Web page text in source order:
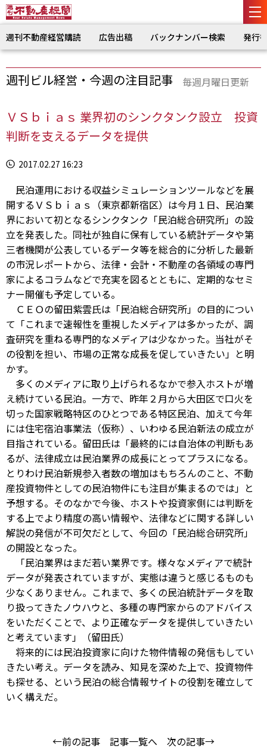
週刊不動産経営購読 広告出稿 バックナンバー検索 発行
週刊ビル経営・今週の注目記事 毎週月曜日更新
ＶＳｂｉａｓ 業界初のシンクタンク設立 投資
判断を支えるデータを提供
2017.02.27 16:23
民泊運用における収益シミュレーションツールなどを展
開するＶＳｂｉａｓ（東京都新宿区）は今月１日、民泊業
界において初となるシンクタンク「民泊総合研究所」の設
立を発表した。同社が独自に保有している統計データや第
三者機関が公表しているデータ等を総合的に分析した最新
の市況レポートから、法律・会計・不動産の各領域の専門
家によるコラムなどで充実を図るとともに、定期的なセミ
ナー開催も予定している。
ＣＥＯの留田紫雲氏は「民泊総合研究所」の目的につい
て「これまで速報性を重視したメディアは多かったが、調
査研究を重ねる専門的なメディアは少なかった。当社がそ
の役割を担い、市場の正常な成長を促していきたい」と明
かす。
多くのメディアに取り上げられるなかで参入ホストが増
え続けている民泊。一方で、昨年２月から大田区で口火を
切った国家戦略特区のひとつである特区民泊、加えて今年
には住宅宿泊事業法（仮称）、いわゆる民泊新法の成立が
目指されている。留田氏は「最終的には自治体の判断もあ
るが、法律成立は民泊業界の成長にとってプラスになる。
とりわけ民泊新規参入者数の増加はもちろんのこと、不動
産投資物件としての民泊物件にも注目が集まるのでは」と
予想する。そのなかで今後、ホストや投資家側には判断を
する上でより精度の高い情報や、法律などに関する詳しい
解説の発信が不可欠だとして、今回の「民泊総合研究所」
の開設となった。
「民泊業界はまだ若い業界です。様々なメディアで統計
データが発表されていますが、実態は違うと感じるものも
少なくありません。これまで、多くの民泊統計データを取
り扱ってきたノウハウと、多種の専門家からのアドバイス
をいただくことで、より正確なデータを提供していきたい
と考えています」（留田氏）
将来的には民泊投資家に向けた物件情報の発信もしてい
きたい考え。データを読み、知見を深めた上で、投資物件
も探せる、という民泊の総合情報サイトの役割を確立して
いく構えだ。
←前の記事 記事一覧へ 次の記事→